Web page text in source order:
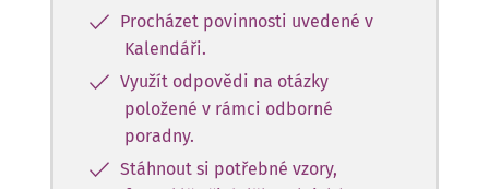
Procházet povinnosti uvedené v
Kalendáři.
Využít odpovědi na otázky
položené v rámci odborné
poradny.
Stáhnout si potřebné vzory,